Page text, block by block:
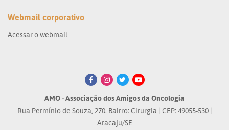
Webmail corporativo
Acessar o webmail
AMO - Associação dos Amigos da Oncologia
Rua Permínio de Souza, 270. Bairro: Cirurgia | CEP: 49055-530 |
Aracaju/SE